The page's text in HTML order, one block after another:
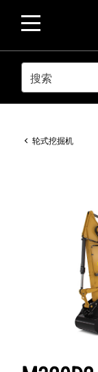
SEARCH
轮式挖掘机